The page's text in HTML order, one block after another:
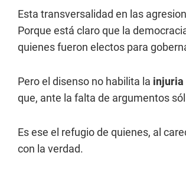
Esta transversalidad en las
Porque está claro que la
quienes fueron electos para
Pero el disenso no habilita la injuria
que, ante la falta de argumentos
Es ese el refugio de quienes, al
con la verdad.